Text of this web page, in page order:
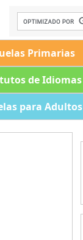
Primarias
de Idiomas
para Adultos